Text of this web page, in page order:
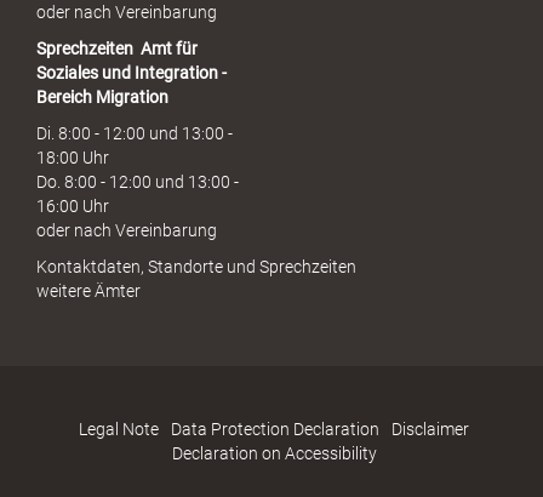
oder nach Vereinbarung
Sprechzeiten Amt für
Soziales und Integration -
Bereich Migration
Di. 8:00 - 12:00 und 13:00 -
18:00 Uhr
Do. 8:00 - 12:00 und 13:00 -
16:00 Uhr
oder nach Vereinbarung
Kontaktdaten, Standorte und Sprechzeiten
weitere Ämter
Legal Note Data Protection Declaration
Disclaimer
Declaration on Accessibility